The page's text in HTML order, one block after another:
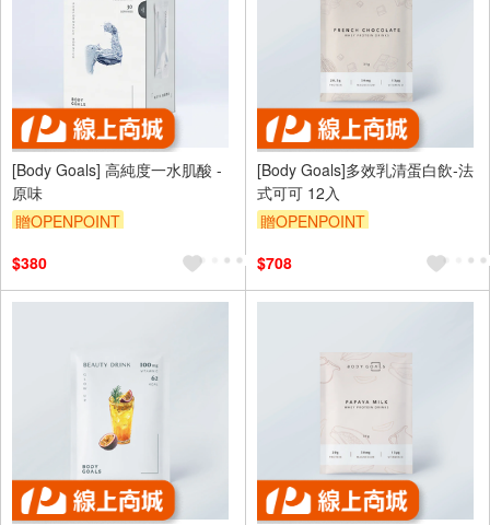
[Body Goals] 高純度一水肌酸 -
原味
贈OPENPOINT
$380
[Body Goals]多效乳清蛋白飲-法
式可可 12入
贈OPENPOINT
$708